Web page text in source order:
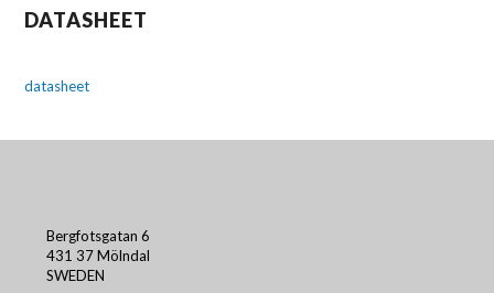
DATASHEET
datasheet
Bergfotsgatan 6
431 37 Mölndal
SWEDEN